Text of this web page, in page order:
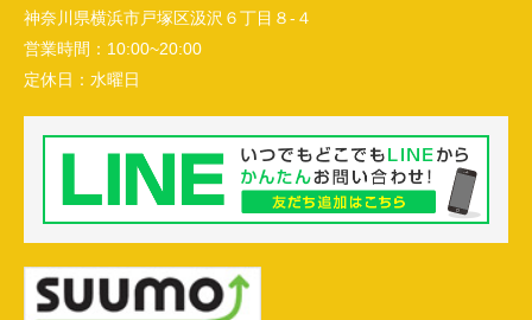
神奈川県横浜市戸塚区汲沢６丁目８-４
営業時間： 10:00~20:00
定休日： 水曜日